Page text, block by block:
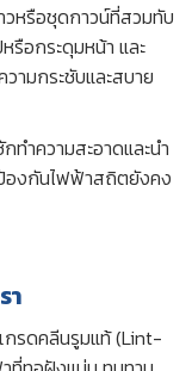
หรือชุดกาวน์ที่สวมทับ
อกระดุมหน้า และ
ามกระชับและสบาย
ทำความสะอาดและนำ
องกันไฟฟ้าสถิตยังคง
า
กรดคลีนรูมแท้ (Lint-